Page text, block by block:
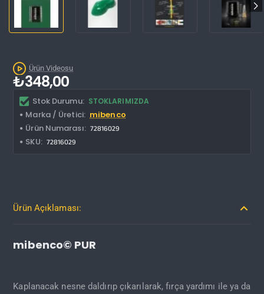
Ürün Videosu
Stok Durumu: STOKLARIMIZDA
Marka / Üretici: mibenco
Ürün Numarası: 72816029
SKU: 72816029
₺348,00
Ürün Açıklaması:
mibenco© PUR
Kaplanacak nesne daldırıp çıkarılarak, fırça yardımı ile ya da